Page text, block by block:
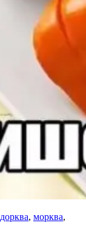
дорква, морква,